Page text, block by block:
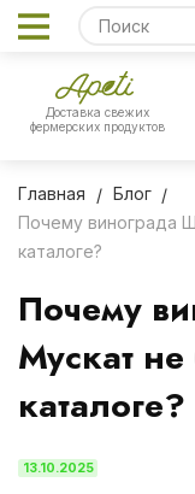
Доставка свежих
фермерских продуктов
Главная
Блог
Почему винограда
каталоге?
Почему
Мускат
каталоге?
13.10.2025